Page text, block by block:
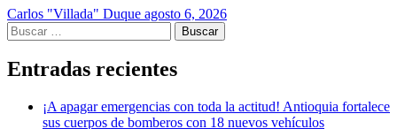
Carlos "Villada" Duque agosto 6, 2026
Buscar:
Entradas recientes
¡A apagar emergencias con toda la actitud! Antioquia fortalece
sus cuerpos de bomberos con 18 nuevos vehículos